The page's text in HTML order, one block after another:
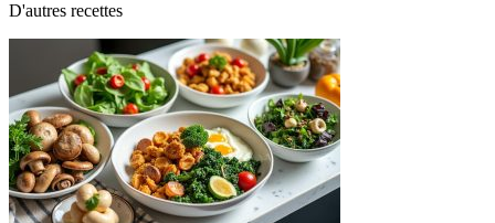
D'autres recettes